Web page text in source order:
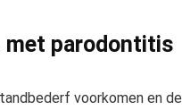
met parodontitis
voorkomen en